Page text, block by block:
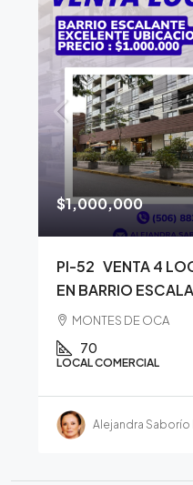
$1,000,000
PI-52 VENTA 4
EN BARRIO
MONTES DE OCA
70
LOCAL COMERCIAL
Alejandra Saborío